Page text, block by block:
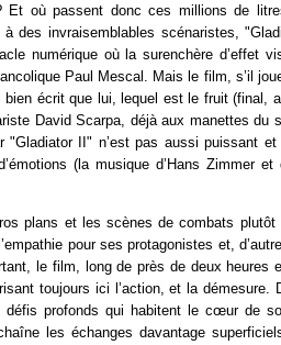
où passent donc ces millions de
des invraisemblables scénaristes,
numérique où la surenchère d’effet
Paul Mescal. Mais le film, s’il
écrit que lui, lequel est le fruit (final,
David Scarpa, déjà aux manettes du
"Gladiator II" n’est pas aussi puissant et
(la musique d’Hans Zimmer et
plans et les scènes de combats plutôt
pour ses protagonistes et,
le film, long de près de deux heures
toujours ici l’action, et la démesure.
défis profonds qui habitent le cœur de
les échanges davantage